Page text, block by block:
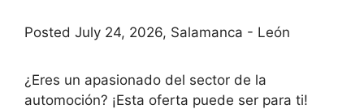
Posted July 24, 2026, Salamanca - León
¿Eres un apasionado del sector de la
automoción? ¡Esta oferta puede ser para ti!